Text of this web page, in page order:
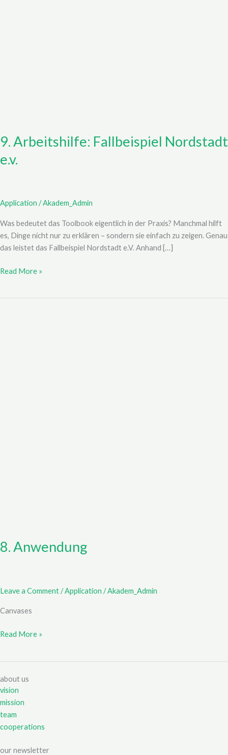
9. Arbeitshilfe: Fallbeispiel Nordstadt
e.v.
Application /Akadem_Admin
Was bedeutet das Toolbook eigentlich in der Praxis? Manchmal hilft
es, Dinge nicht nur zu erklären – sondern sie einfach zu zeigen. Genau
das leistet das Fallbeispiel Nordstadt e.V. Anhand […]
Read More »
8. Anwendung
Leave a Comment/Application /Akadem_Admin
Canvases
Read More »
about us
vision
mission
team
cooperations
our newsletter